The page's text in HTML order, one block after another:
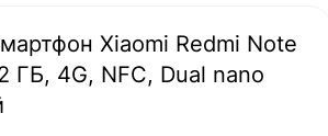
Xiaomi Redmi Note
ГБ, 4G, NFC, Dual nano